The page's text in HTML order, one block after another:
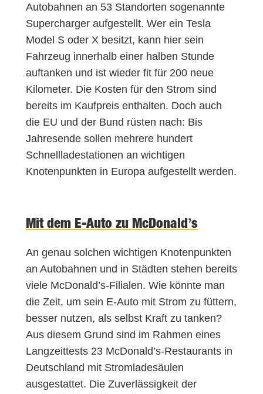
Autobahnen an 53 Standorten sogenannte
Supercharger aufgestellt. Wer ein Tesla
Model S oder X besitzt, kann hier sein
Fahrzeug innerhalb einer halben Stunde
auftanken und ist wieder fit für 200 neue
Kilometer. Die Kosten für den Strom sind
bereits im Kaufpreis enthalten. Doch auch
die EU und der Bund rüsten nach: Bis
Jahresende sollen mehrere hundert
Schnellladestationen an wichtigen
Knotenpunkten in Europa aufgestellt werden.
Mit dem E-Auto zu McDonald’s
An genau solchen wichtigen Knotenpunkten
an Autobahnen und in Städten stehen bereits
viele McDonald’s-Filialen. Wie könnte man
die Zeit, um sein E-Auto mit Strom zu füttern,
besser nutzen, als selbst Kraft zu tanken?
Aus diesem Grund sind im Rahmen eines
Langzeittests 23 McDonald’s-Restaurants in
Deutschland mit Stromladesäulen
ausgestattet. Die Zuverlässigkeit der